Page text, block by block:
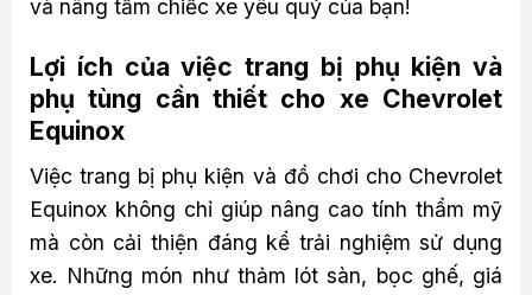
và nâng tầm chiếc xe yêu quý của bạn!
Lợi ích của việc trang bị phụ kiện và
phụ tùng cần thiết cho xe Chevrolet
Equinox
Việc trang bị phụ kiện và đồ chơi cho Chevrolet
Equinox không chỉ giúp nâng cao tính thẩm mỹ
mà còn cải thiện đáng kể trải nghiệm sử dụng
xe. Những món như thảm lót sàn, bọc ghế, giá